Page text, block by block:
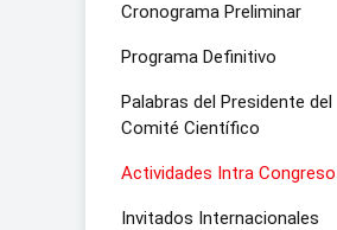
Cronograma Preliminar
Programa Definitivo
Palabras del Presidente del
Comité Científico
Actividades Intra Congreso
Invitados Internacionales